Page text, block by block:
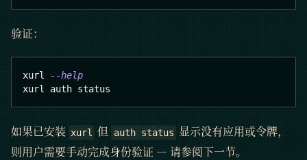
验证：
xurl
--help
xurl auth status
如果已安装 xurl 但 auth status
显示没有应用或令牌，
则用户需要手动完成身份验证 — 请参阅下一节。